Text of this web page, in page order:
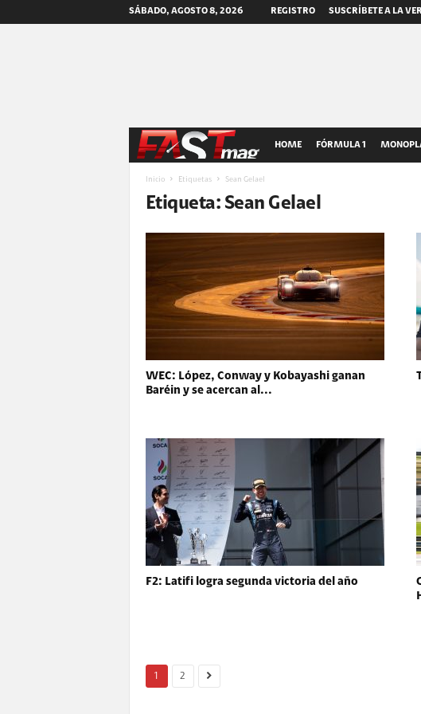
SÁBADO, AGOSTO 8, 2026 REGISTRO SUSCRÍBETE A LA
m
a
HOME FÓRMULA 1
Inicio Etiquetas Sean Gelael
Etiqueta: Sean Gelael
WEC: López, Conway y Kobayashi ganan
Baréin y se acercan al...
F2: Latifi logra segunda victoria del año
1 2